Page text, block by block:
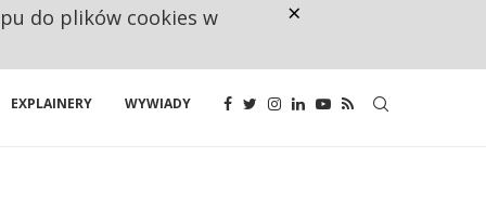
EXPLAINERY WYWIADY
do plików cookies w ×